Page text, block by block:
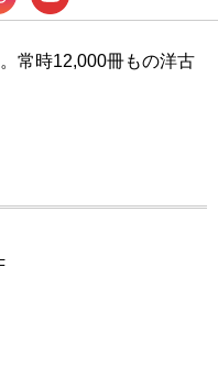
常時12,000冊もの洋古